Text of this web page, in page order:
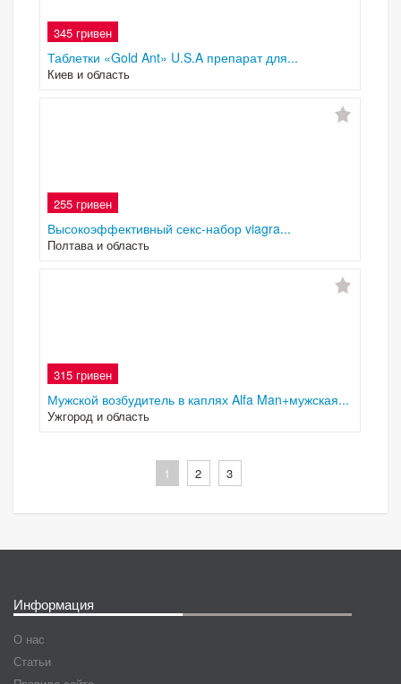
345 гривен
Таблетки «Gold Ant» U.S.A препарат для...
Киев и область
255 гривен
Высокоэффективный секс-набор viagra...
Полтава и область
315 гривен
Мужской возбудитель в каплях Alfa Man+мужская...
Ужгород и область
1 2 3
Информация
О нас
Статьи